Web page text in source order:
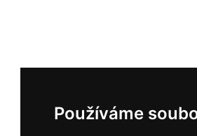
Používáme